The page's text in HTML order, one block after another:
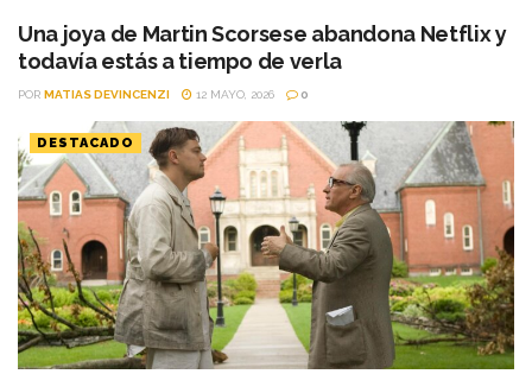
Una joya de Martin Scorsese abandona Netflix y
todavía estás a tiempo de verla
POR MATIAS DEVINCENZI 12 MAYO, 2026 0
DESTACADO